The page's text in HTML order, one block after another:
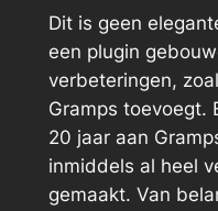
Dit is geen
een plugin
verbeteringen,
Gramps toevoegt.
20 jaar aan
inmiddels al heel
gemaakt. Van